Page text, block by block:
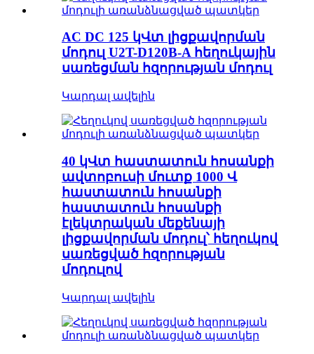
AC DC 125 կՎտ լիցքավորման
մոդուլ U2T-D120B-A հեղուկային
սառեցման հզորության մոդուլ
Կարդալ ավելին
40 կՎտ հաստատուն հոսանքի
ավտոբուսի մուտք 1000 Վ
հաստատուն հոսանքի
հաստատուն հոսանքի
էլեկտրական մեքենայի
լիցքավորման մոդուլ՝ հեղուկով
սառեցված հզորության
մոդուլով
Կարդալ ավելին